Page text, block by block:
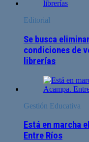
Editorial
Se busca
condiciones de
librerías
Gestión Educativa
Está en marcha
Entre Ríos